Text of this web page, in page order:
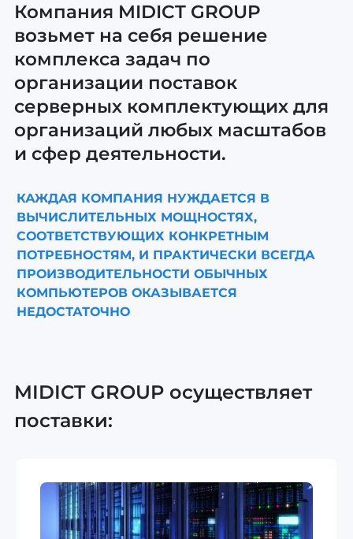
Компания MIDICT GROUP
возьмет на себя решение
комплекса задач по
организации поставок
серверных комплектующих для
организаций любых масштабов
и сфер деятельности.
КАЖДАЯ КОМПАНИЯ НУЖДАЕТСЯ В
ВЫЧИСЛИТЕЛЬНЫХ МОЩНОСТЯХ,
СООТВЕТСТВУЮЩИХ КОНКРЕТНЫМ
ПОТРЕБНОСТЯМ, И ПРАКТИЧЕСКИ ВСЕГДА
ПРОИЗВОДИТЕЛЬНОСТИ ОБЫЧНЫХ
КОМПЬЮТЕРОВ ОКАЗЫВАЕТСЯ
НЕДОСТАТОЧНО
MIDICT GROUP осуществляет
поставки: